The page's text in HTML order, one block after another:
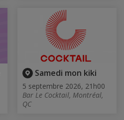
Samedi mon kiki
5 septembre 2026, 21h00
Bar Le Cocktail, Montréal,
QC